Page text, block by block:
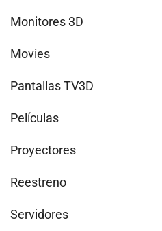
Monitores 3D
Movies
Pantallas TV3D
Películas
Proyectores
Reestreno
Servidores